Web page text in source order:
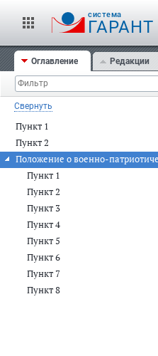
cистема
ГАРАНТ
Оглавление Редакции
Свернуть
Пункт 1
Пункт 2
Положение о военно-
Пункт 1
Пункт 2
Пункт 3
Пункт 4
Пункт 5
Пункт 6
Пункт 7
Пункт 8